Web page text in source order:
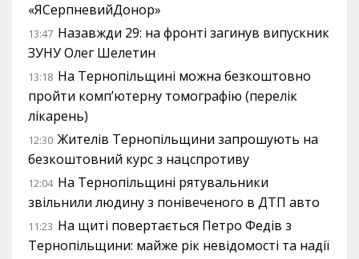
«ЯСерпневийДонор»
13:47 Назавжди 29: на фронті загинув випускник
ЗУНУ Олег Шелетин
13:18 На Тернопільщині можна безкоштовно
пройти комп’ютерну томографію (перелік
лікарень)
12:30 Жителів Тернопільщини запрошують на
безкоштовний курс з нацспротиву
12:04 На Тернопільщині рятувальники
звільнили людину з понівеченого в ДТП авто
11:23 На щиті повертається Петро Федів з
Тернопільщини: майже рік невідомості та надії